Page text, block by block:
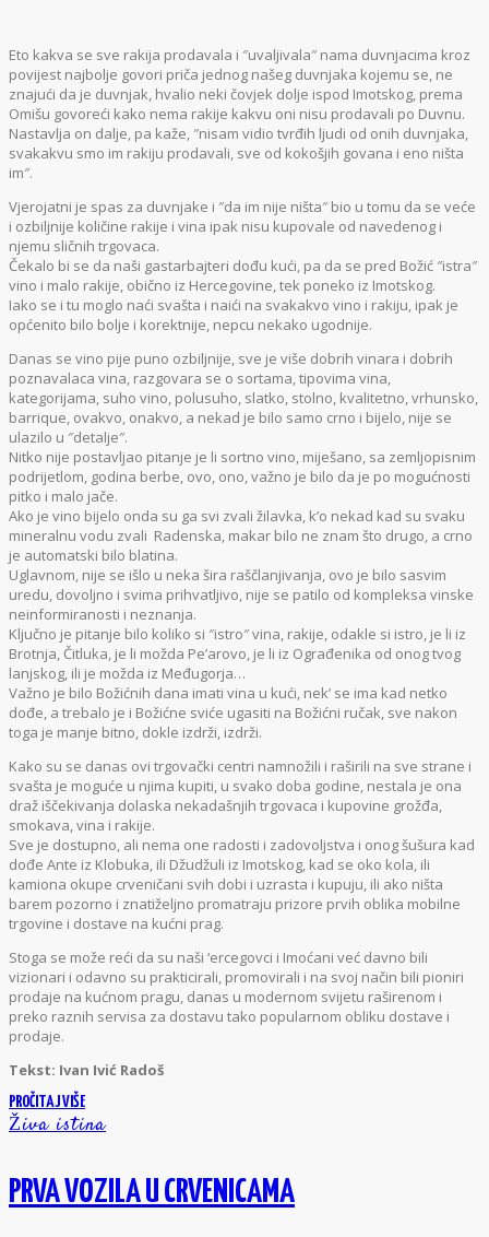
Eto kakva se sve rakija prodavala i ″uvaljivala″ nama duvnjacima kroz
povijest najbolje govori priča jednog našeg duvnjaka kojemu se, ne
znajući da je duvnjak, hvalio neki čovjek dolje ispod Imotskog, prema
Omišu govoreći kako nema rakije kakvu oni nisu prodavali po Duvnu.
Nastavlja on dalje, pa kaže, ″nisam vidio tvrđih ljudi od onih duvnjaka,
svakakvu smo im rakiju prodavali, sve od kokošjih govana i eno ništa
im″.
Vjerojatni je spas za duvnjake i ″da im nije ništa″ bio u tomu da se veće
i ozbiljnije količine rakije i vina ipak nisu kupovale od navedenog i
njemu sličnih trgovaca.
Čekalo bi se da naši gastarbajteri dođu kući, pa da se pred Božić ″istra″
vino i malo rakije, obično iz Hercegovine, tek poneko iz Imotskog.
Iako se i tu moglo naći svašta i naići na svakakvo vino i rakiju, ipak je
općenito bilo bolje i korektnije, nepcu nekako ugodnije.
Danas se vino pije puno ozbiljnije, sve je više dobrih vinara i dobrih
poznavalaca vina, razgovara se o sortama, tipovima vina,
kategorijama, suho vino, polusuho, slatko, stolno, kvalitetno, vrhunsko,
barrique, ovakvo, onakvo, a nekad je bilo samo crno i bijelo, nije se
ulazilo u ″detalje″.
Nitko nije postavljao pitanje je li sortno vino, miješano, sa zemljopisnim
podrijetlom, godina berbe, ovo, ono, važno je bilo da je po mogućnosti
pitko i malo jače.
Ako je vino bijelo onda su ga svi zvali žilavka, k’o nekad kad su svaku
mineralnu vodu zvali Radenska, makar bilo ne znam što drugo, a crno
je automatski bilo blatina.
Uglavnom, nije se išlo u neka šira raščlanjivanja, ovo je bilo sasvim
uredu, dovoljno i svima prihvatljivo, nije se patilo od kompleksa vinske
neinformiranosti i neznanja.
Ključno je pitanje bilo koliko si ″istro″ vina, rakije, odakle si istro, je li iz
Brotnja, Čitluka, je li možda Pe’arovo, je li iz Ograđenika od onog tvog
lanjskog, ili je možda iz Međugorja…
Važno je bilo Božićnih dana imati vina u kući, nek’ se ima kad netko
dođe, a trebalo je i Božićne sviće ugasiti na Božićni ručak, sve nakon
toga je manje bitno, dokle izdrži, izdrži.
Kako su se danas ovi trgovački centri namnožili i raširili na sve strane i
svašta je moguće u njima kupiti, u svako doba godine, nestala je ona
draž iščekivanja dolaska nekadašnjih trgovaca i kupovine grožđa,
smokava, vina i rakije.
Sve je dostupno, ali nema one radosti i zadovoljstva i onog šušura kad
dođe Ante iz Klobuka, ili Džudžuli iz Imotskog, kad se oko kola, ili
kamiona okupe crveničani svih dobi i uzrasta i kupuju, ili ako ništa
barem pozorno i znatiželjno promatraju prizore prvih oblika mobilne
trgovine i dostave na kućni prag.
Stoga se može reći da su naši ‘ercegovci i Imoćani već davno bili
vizionari i odavno su prakticirali, promovirali i na svoj način bili pioniri
prodaje na kućnom pragu, danas u modernom svijetu raširenom i
preko raznih servisa za dostavu tako popularnom obliku dostave i
prodaje.
Tekst: Ivan Ivić Radoš
PROČITAJ VIŠE
Živa istina
PRVA VOZILA U CRVENICAMA